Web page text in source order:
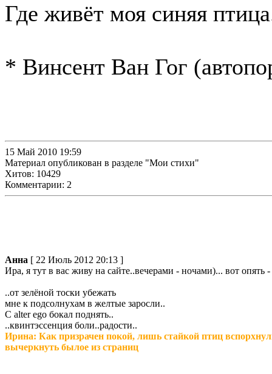
Где живёт моя синяя
* Винсент Ван Гог
15 Май 2010 19:59
Материал опубликован в разделе "Мои стихи"
Хитов: 10429
Комментарии: 2
Анна [ 22 Июль 2012 20:13 ]
Ира, я тут в вас живу на сайте..вечерами - ночами)... вот
..от зелёной тоски убежать
мне к подсолнухам в желтые заросли..
C alter ego бокал поднять..
..квинтэссенция боли..радости..
Ирина: Как призрачен покой, лишь стайкой птиц
вычеркнуть былое из страниц